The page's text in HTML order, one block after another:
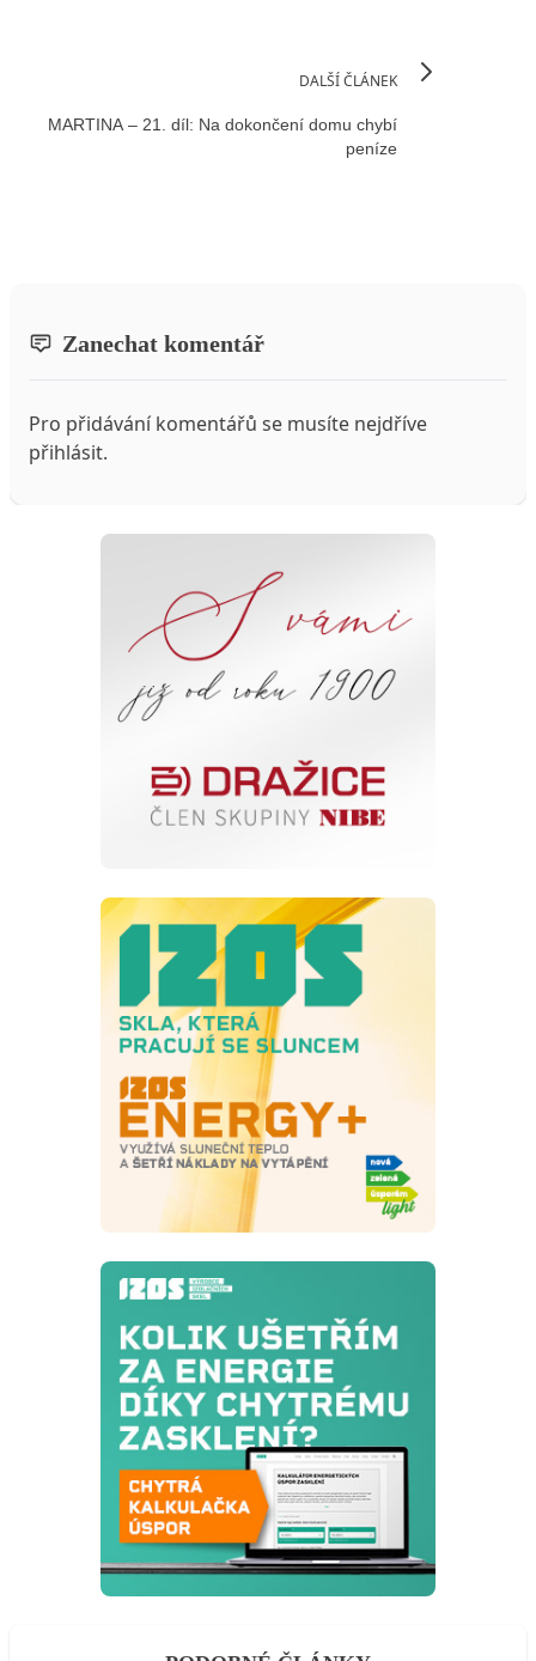
DALŠÍ ČLÁNEK
MARTINA – 21. díl: Na dokončení domu chybí
peníze
Zanechat komentář
Pro přidávání komentářů se musíte nejdříve
přihlásit.